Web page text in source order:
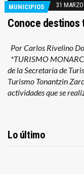
MUNICIPIOS 31
Conoce destinos
Por Carlos Rivelino
*TURISMO
de la Secretaría de
Turismo Tonantzin
actividades que se
Lo último